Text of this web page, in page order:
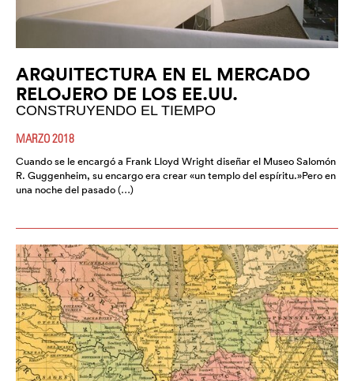
ARQUITECTURA EN EL MERCADO
RELOJERO DE LOS EE.UU.
CONSTRUYENDO EL TIEMPO
MARZO 2018
Cuando se le encargó a Frank Lloyd Wright diseñar el Museo Salomón
R. Guggenheim, su encargo era crear «un templo del espíritu.»Pero en
una noche del pasado (…)